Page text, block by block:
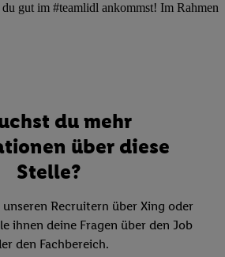
gut im #teamlidl ankommst! Im Rahmen
du mehr
über diese
Stelle?
Recruitern über Xing oder
ihnen deine Fragen über den Job
den Fachbereich.